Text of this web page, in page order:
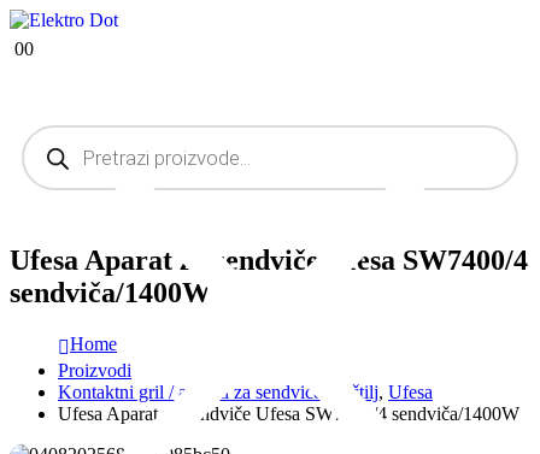
00
Ufesa Aparat za sendviče Ufesa SW7400/4
sendviča/1400W
Home
Proizvodi
Kontaktni gril / aparati za sendviče / roštilj, Ufesa
Ufesa Aparat za sendviče Ufesa SW7400/4 sendviča/1400W